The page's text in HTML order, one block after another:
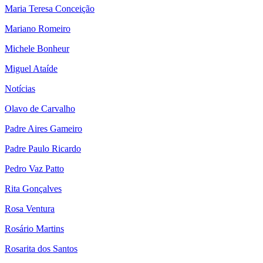
Maria Teresa Conceição
Mariano Romeiro
Michele Bonheur
Miguel Ataíde
Notícias
Olavo de Carvalho
Padre Aires Gameiro
Padre Paulo Ricardo
Pedro Vaz Patto
Rita Gonçalves
Rosa Ventura
Rosário Martins
Rosarita dos Santos